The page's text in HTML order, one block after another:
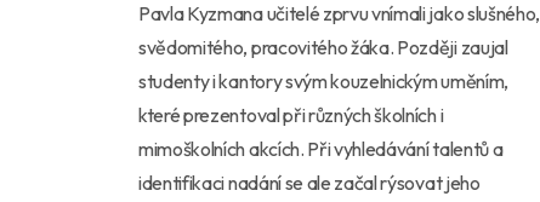
Pavla Kyzmana učitelé zprvu vnímali jako slušného,
svědomitého, pracovitého žáka. Později zaujal
studenty i kantory svým kouzelnickým uměním,
které prezentoval při různých školních i
mimoškolních akcích. Při vyhledávání talentů a
identifikaci nadání se ale začal rýsovat jeho